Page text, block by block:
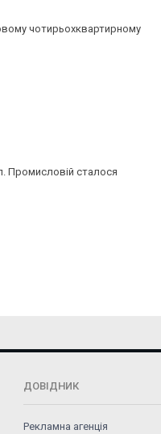
чотирьохквартирному
Промисловій сталося
ДОВІДНИК
Рекламна агенція